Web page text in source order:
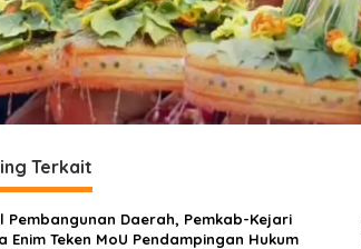
Terkait
Pembangunan Daerah, Pemkab-Kejari
Enim Teken MoU Pendampingan Hukum